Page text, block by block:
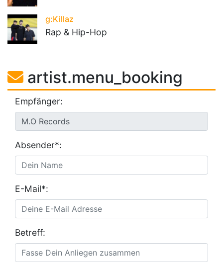
g:Killaz
Rap & Hip-Hop
artist.menu_booking
Empfänger:
Absender*:
E-Mail*:
Betreff: